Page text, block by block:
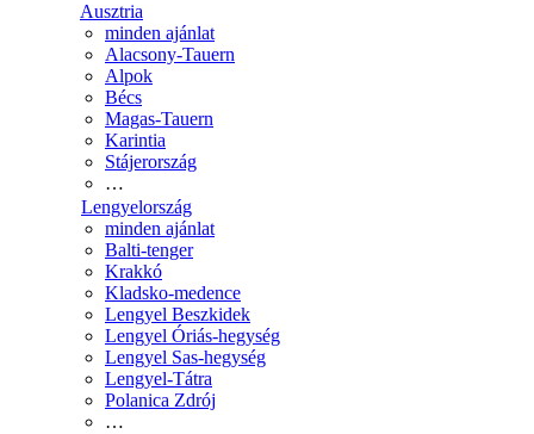
Ausztria
minden ajánlat
Alacsony-Tauern
Alpok
Bécs
Magas-Tauern
Karintia
Stájerország
…
Lengyelország
minden ajánlat
Balti-tenger
Krakkó
Kladsko-medence
Lengyel Beszkidek
Lengyel Óriás-hegység
Lengyel Sas-hegység
Lengyel-Tátra
Polanica Zdrój
…